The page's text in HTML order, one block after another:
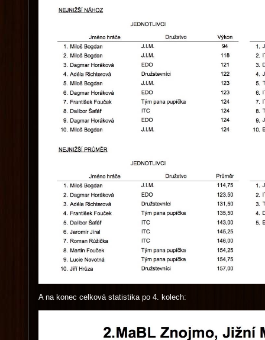
A na konec celková statistika po 4. kolech: